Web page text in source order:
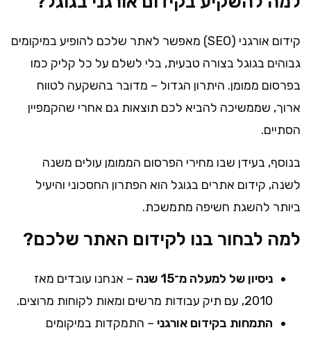
קידום אורגני (SEO) מאפשר לאתר שלכם להופיע במיקומים
גבוהים בגוגל בצורה טבעית, בלי לשלם על כל קליק כמו
בפרסום ממומן. היתרון הגדול – מדובר בהשקעה לטווח
ארוך, שממשיכה להביא לכם תוצאות גם אחרי שהקמפיין
הסתיים.
בנוסף, בעידן שבו מחירי הפרסום הממומן עולים משנה
לשנה, קידום אתרים בגוגל הוא הפתרון החסכוני והיעיל
ביותר להשגת חשיפה מתמשכת.
למה לבחור בנו לקידום האתר שלכם?
ניסיון של למעלה מ־15 שנה
– אנחנו עובדים מאז
2010, עם תיק עבודות מרשים ומאות לקוחות מרוצים.
התמחות בקידום אורגני – התמקדות במיקומים